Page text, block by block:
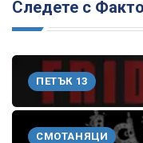
Следете с
ПЕТЪК 13
СМОТАНЯЦИ